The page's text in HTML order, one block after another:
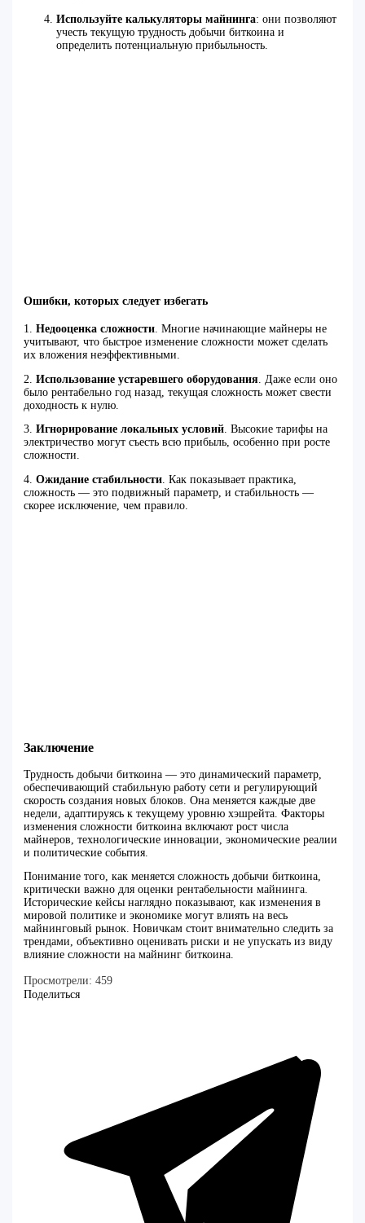
Используйте калькуляторы майнинга: они позволяют
учесть текущую трудность добычи биткоина и
определить потенциальную прибыльность.
Ошибки, которых следует избегать
1.Недооценка сложности . Многие начинающие майнеры не
учитывают, что быстрое изменение сложности может сделать
их вложения неэффективными.
2.Использование устаревшего оборудования . Даже если оно
было рентабельно год назад, текущая сложность может свести
доходность к нулю.
3.Игнорирование локальных условий. Высокие тарифы на
электричество могут съесть всю прибыль, особенно при росте
сложности.
4.Ожидание стабильности . Как показывает практика,
сложность — это подвижный параметр, и стабильность —
скорее исключение, чем правило.
Заключение
Трудность добычи биткоина — это динамический параметр,
обеспечивающий стабильную работу сети и регулирующий
скорость создания новых блоков. Она меняется каждые две
недели, адаптируясь к текущему уровню хэшрейта. Факторы
изменения сложности биткоина включают рост числа
майнеров, технологические инновации, экономические реалии
и политические события.
Понимание того, как меняется сложность добычи биткоина,
критически важно для оценки рентабельности майнинга.
Исторические кейсы наглядно показывают, как изменения в
мировой политике и экономике могут влиять на весь
майнинговый рынок. Новичкам стоит внимательно следить за
трендами, объективно оценивать риски и не упускать из виду
влияние сложности на майнинг биткоина.
Просмотрели: 459
Поделиться